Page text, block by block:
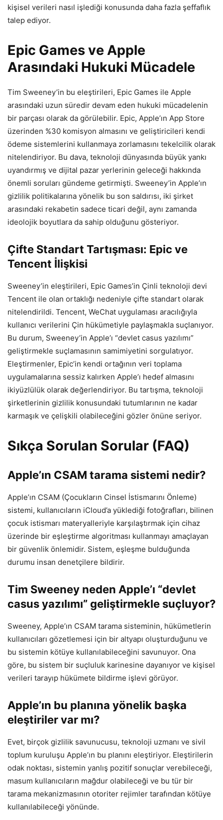
kişisel verileri nasıl işlediği konusunda daha fazla şeffaflık
talep ediyor.
Epic Games ve Apple
Arasındaki Hukuki Mücadele
Tim Sweeney’in bu eleştirileri, Epic Games ile Apple
arasındaki uzun süredir devam eden hukuki mücadelenin
bir parçası olarak da görülebilir. Epic, Apple’ın App Store
üzerinden %30 komisyon almasını ve geliştiricileri kendi
ödeme sistemlerini kullanmaya zorlamasını tekelcilik olarak
nitelendiriyor. Bu dava, teknoloji dünyasında büyük yankı
uyandırmış ve dijital pazar yerlerinin geleceği hakkında
önemli soruları gündeme getirmişti. Sweeney’in Apple’ın
gizlilik politikalarına yönelik bu son saldırısı, iki şirket
arasındaki rekabetin sadece ticari değil, aynı zamanda
ideolojik boyutlara da sahip olduğunu gösteriyor.
Çifte Standart Tartışması: Epic ve
Tencent İlişkisi
Sweeney’in eleştirileri, Epic Games’in Çinli teknoloji devi
Tencent ile olan ortaklığı nedeniyle çifte standart olarak
nitelendirildi. Tencent, WeChat uygulaması aracılığıyla
kullanıcı verilerini Çin hükümetiyle paylaşmakla suçlanıyor.
Bu durum, Sweeney’in Apple’ı “devlet casus yazılımı”
geliştirmekle suçlamasının samimiyetini sorgulatıyor.
Eleştirmenler, Epic’in kendi ortağının veri toplama
uygulamalarına sessiz kalırken Apple’ı hedef almasını
ikiyüzlülük olarak değerlendiriyor. Bu tartışma, teknoloji
şirketlerinin gizlilik konusundaki tutumlarının ne kadar
karmaşık ve çelişkili olabileceğini gözler önüne seriyor.
Sıkça Sorulan Sorular (FAQ)
Apple’ın CSAM tarama sistemi nedir?
Apple’ın CSAM (Çocukların Cinsel İstismarını Önleme)
sistemi, kullanıcıların iCloud’a yüklediği fotoğrafları, bilinen
çocuk istismarı materyalleriyle karşılaştırmak için cihaz
üzerinde bir eşleştirme algoritması kullanmayı amaçlayan
bir güvenlik önlemidir. Sistem, eşleşme bulduğunda
durumu insan denetçilere bildirir.
Tim Sweeney neden Apple’ı “devlet
casus yazılımı” geliştirmekle suçluyor?
Sweeney, Apple’ın CSAM tarama sisteminin, hükümetlerin
kullanıcıları gözetlemesi için bir altyapı oluşturduğunu ve
bu sistemin kötüye kullanılabileceğini savunuyor. Ona
göre, bu sistem bir suçluluk karinesine dayanıyor ve kişisel
verileri tarayıp hükümete bildirme işlevi görüyor.
Apple’ın bu planına yönelik başka
eleştiriler var mı?
Evet, birçok gizlilik savunucusu, teknoloji uzmanı ve sivil
toplum kuruluşu Apple’ın bu planını eleştiriyor. Eleştirilerin
odak noktası, sistemin yanlış pozitif sonuçlar verebileceği,
masum kullanıcıların mağdur olabileceği ve bu tür bir
tarama mekanizmasının otoriter rejimler tarafından kötüye
kullanılabileceği yönünde.